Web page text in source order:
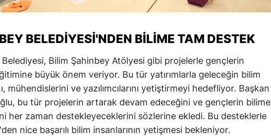
Batman
Bartın
Ardahan
Iğdır
Yalova
Karabük
BELEDIYESI'NDEN BILIME TAM DESTEK
Bilim Şahinbey Atölyesi gibi projelerle gençlerin
büyük önem veriyor. Bu tür yatırımlarla geleceğin bilim
mühendislerini ve yazılımcılarını yetiştirmeyi hedefliyor. Başkan
bu tür projelerin artarak devam edeceğini ve gençlerin bilime
her zaman destekleyeceklerini sözlerine ekledi. Bu desteklerle
nice başarılı bilim insanlarının yetişmesi bekleniyor.